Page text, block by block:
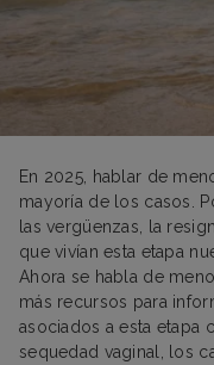
En 2025, hablar de
mayoría de los casos.
las vergüenzas, la
que vivían esta etapa
Ahora se habla de
más recursos para
asociados a esta etapa
sequedad vaginal, los